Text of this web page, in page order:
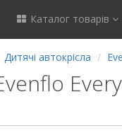
Каталог товарів
Дитячі автокрісла